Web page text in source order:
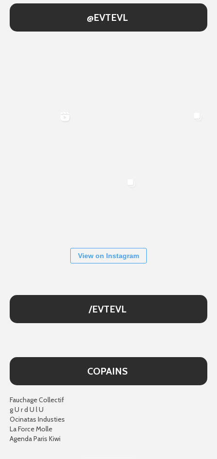
@EVTEVL
View on Instagram
/EVTEVL
COPAINS
Fauchage Collectif
g U r d U l U
Ocinatas Industies
La Force Molle
Agenda Paris Kiwi